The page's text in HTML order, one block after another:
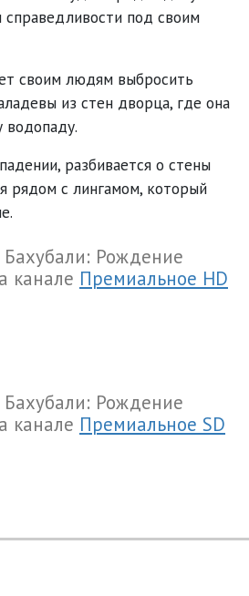
под своим
своим людям выбросить
из стен дворца, где она
водопаду.
разбивается о стены
рядом с лингамом, который
Рождение
канале Премиальное HD
Рождение
канале Премиальное SD